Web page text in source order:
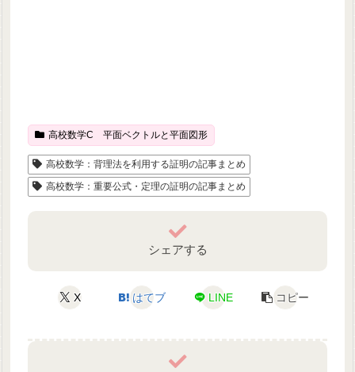
高校数学C 平面ベクトルと平面図形
高校数学：背理法を利用する証明の記事まとめ
高校数学：重要公式・定理の証明の記事まとめ
シェアする
X はてブ LINE コピー